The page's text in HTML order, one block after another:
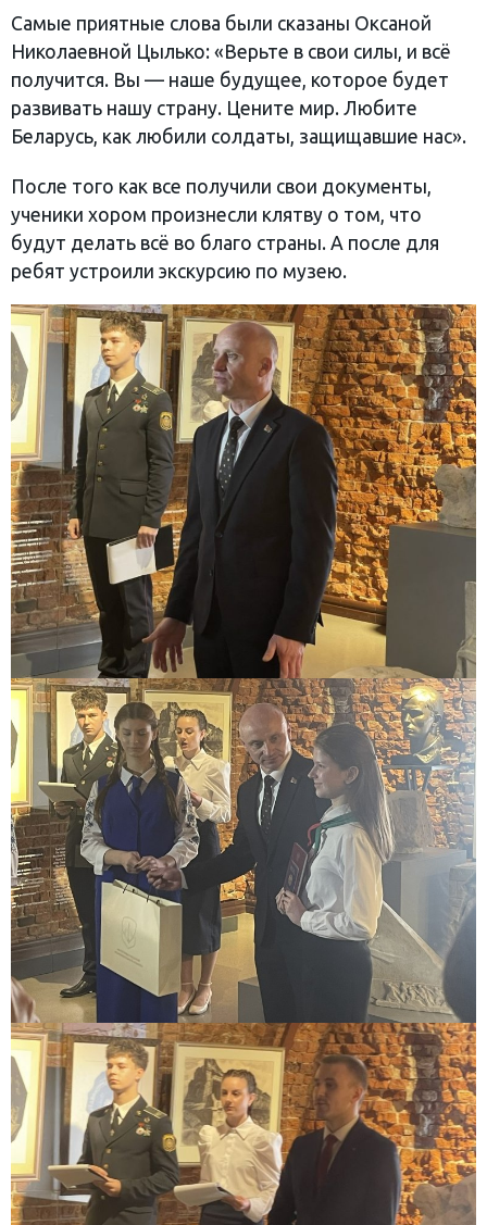
Самые приятные слова были сказаны Оксаной
Николаевной Цылько: «Верьте в свои силы, и всё
получится. Вы — наше будущее, которое будет
развивать нашу страну. Цените мир. Любите
Беларусь, как любили солдаты, защищавшие нас».
После того как все получили свои документы,
ученики хором произнесли клятву о том, что
будут делать всё во благо страны. А после для
ребят устроили экскурсию по музею.